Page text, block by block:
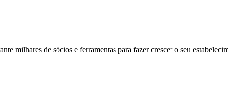
milhares de sócios e ferramentas para fazer crescer o seu